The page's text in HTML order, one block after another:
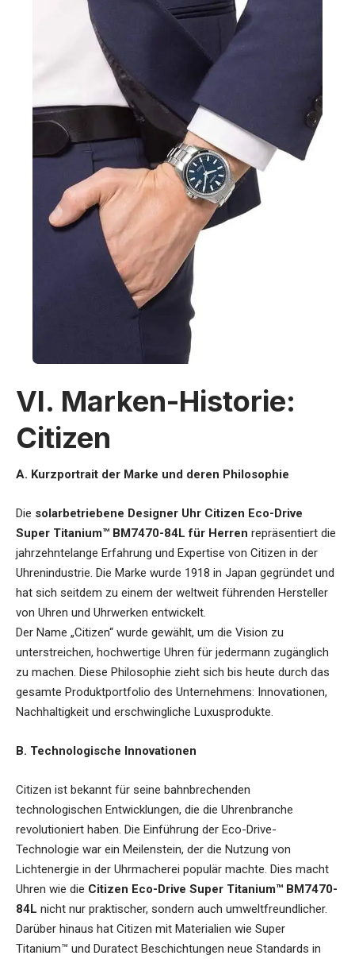
VI. Marken-Historie:
Citizen
A. Kurzportrait der Marke und deren Philosophie
Die solarbetriebene Designer Uhr Citizen Eco-Drive
Super Titanium™ BM7470-84L für Herren repräsentiert die
jahrzehntelange Erfahrung und Expertise von Citizen in der
Uhrenindustrie. Die Marke wurde 1918 in Japan gegründet und
hat sich seitdem zu einem der weltweit führenden Hersteller
von Uhren und Uhrwerken entwickelt.
Der Name „Citizen“ wurde gewählt, um die Vision zu
unterstreichen, hochwertige Uhren für jedermann zugänglich
zu machen. Diese Philosophie zieht sich bis heute durch das
gesamte Produktportfolio des Unternehmens: Innovationen,
Nachhaltigkeit und erschwingliche Luxusprodukte.
B. Technologische Innovationen
Citizen ist bekannt für seine bahnbrechenden
technologischen Entwicklungen, die die Uhrenbranche
revolutioniert haben. Die Einführung der Eco-Drive-
Technologie war ein Meilenstein, der die Nutzung von
Lichtenergie in der Uhrmacherei populär machte. Dies macht
Uhren wie die Citizen Eco-Drive Super Titanium™ BM7470-
84L nicht nur praktischer, sondern auch umweltfreundlicher.
Darüber hinaus hat Citizen mit Materialien wie Super
Titanium™ und Duratect Beschichtungen neue Standards in